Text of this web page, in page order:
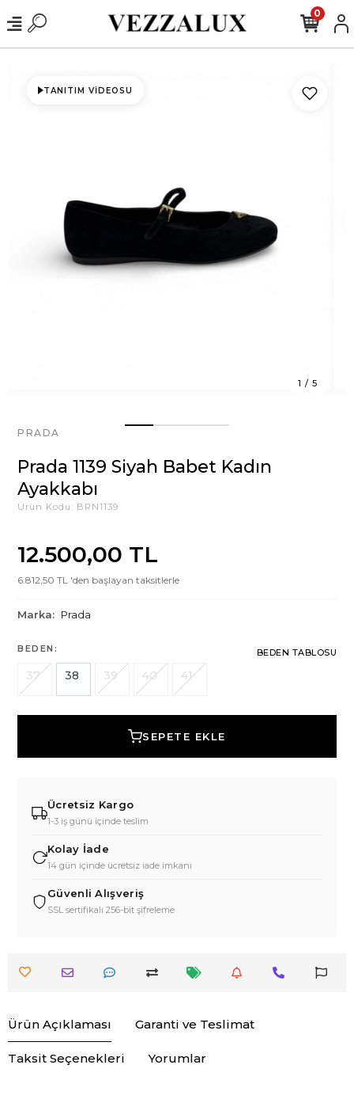
0
TANITIM VIDEOSU
1 / 5
PRADA
Prada 1139 Siyah Babet Kadın
Ayakkabı
Ürün Kodu: BRN1139
12.500,00 TL
6.812,50 TL 'den başlayan taksitlerle
Marka: Prada
BEDEN: BEDEN TABLOSU
37 38 39 40 41
SEPETE EKLE
Ücretsiz Kargo
1-3 iş günü içinde teslim
Kolay İade
14 gün içinde ücretsiz iade imkanı
Güvenli Alışveriş
SSL sertifikalı 256-bit şifreleme
Ürün Açıklaması Garanti ve Teslimat
Taksit Seçenekleri Yorumlar